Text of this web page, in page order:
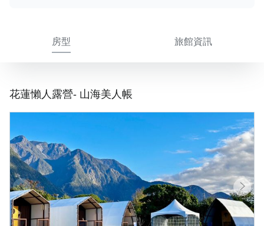
房型 旅館資訊
花蓮懶人露營- 山海美人帳